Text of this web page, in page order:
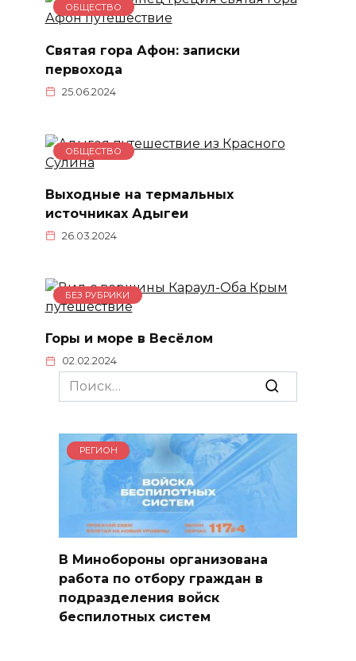
ОБЩЕСТВО
Святая гора Афон: записки
первохода
25.06.2024
ОБЩЕСТВО
Выходные на термальных
источниках Адыгеи
26.03.2024
БЕЗ РУБРИКИ
Горы и море в Весёлом
02.02.2024
Search
for:
РЕГИОН
В Минобороны организована
работа по отбору граждан в
подразделения войск
беспилотных систем